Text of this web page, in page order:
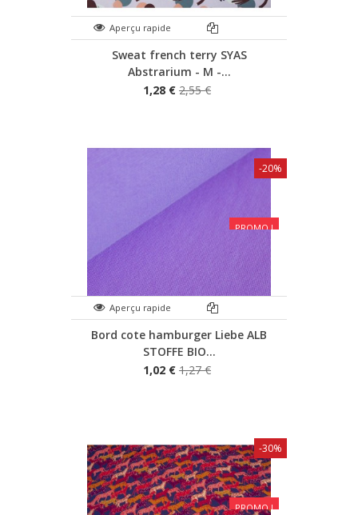
Aperçu rapide
Sweat french terry SYAS
Abstrarium - M -...
1,28 € 2,55 €
PROMO !
Aperçu rapide
Bord cote hamburger Liebe ALB
STOFFE BIO...
1,02 € 1,27 €
-20%
PROMO !
-30%